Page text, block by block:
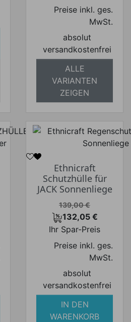
Preise inkl. ges.
MwSt.
absolut
versandkostenfrei
ALLE
VARIANTEN
ZEIGEN
Ethnicraft
Schutzhülle für
JACK Sonnenliege
Verkaufspreis
139,00 €
Preis
132,05 €
Ihr Spar-Preis
Preise inkl. ges.
MwSt.
absolut
versandkostenfrei
IN DEN
WARENKORB